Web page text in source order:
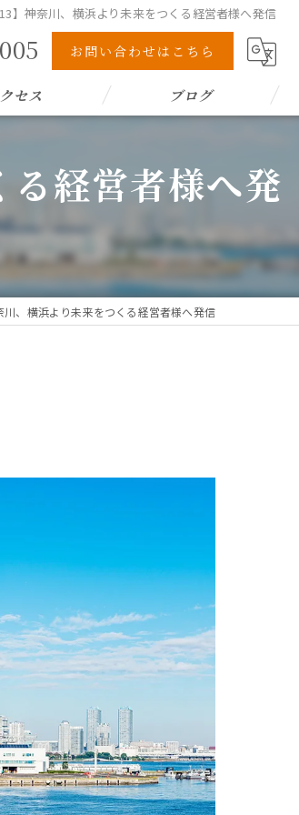
】神奈川、横浜より未来をつくる経営者様へ発信
お問い合わせはこちら
セス ブログ
経営者様へ発
、横浜より未来をつくる経営者様へ発信